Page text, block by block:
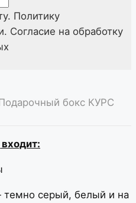
Политику
Согласие на обработку
бокс КУРС
серый, белый и на